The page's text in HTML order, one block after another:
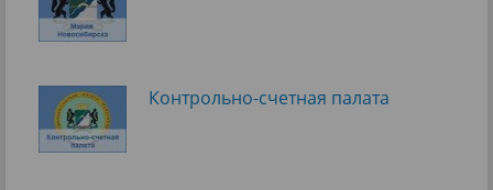
Контрольно-счетная палата